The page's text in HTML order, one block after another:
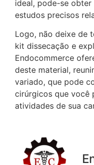
ideal, pode-se obter
estudos precisos
Logo, não deixe de
kit dissecação e
Endocommerce
deste material,
variado, que pode
cirúrgicos que você
atividades de sua